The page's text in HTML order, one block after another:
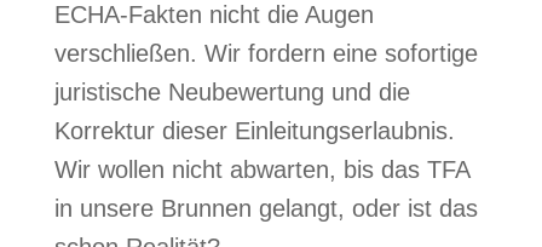
ECHA-Fakten nicht die Augen
verschließen. Wir fordern eine sofortige
juristische Neubewertung und die
Korrektur dieser Einleitungserlaubnis.
Wir wollen nicht abwarten, bis das TFA
in unsere Brunnen gelangt, oder ist das